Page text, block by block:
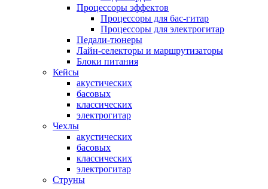
Процессоры эффектов
Процессоры для бас-гитар
Процессоры для электрогитар
Педали-тюнеры
Лайн-селекторы и маршрутизаторы
Блоки питания
Кейсы
акустических
басовых
классических
электрогитар
Чехлы
акустических
басовых
классических
электрогитар
Струны